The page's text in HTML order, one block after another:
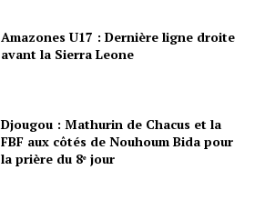
Amazones U17 : Dernière ligne droite
avant la Sierra Leone
Djougou : Mathurin de Chacus et la
FBF aux côtés de Nouhoum Bida pour
la prière du 8ᵉ jour